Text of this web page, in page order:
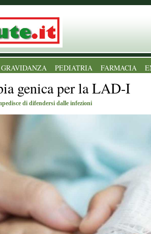
GRAVIDANZA PEDIATRIA FARMACIA
genica per la LAD-I
di difendersi dalle infezioni